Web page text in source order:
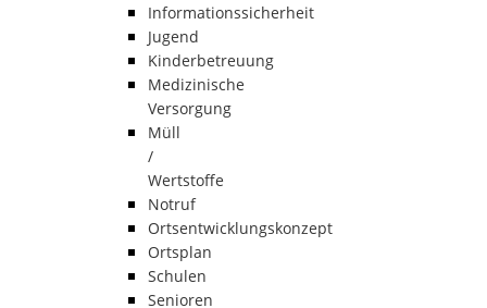
Informationssicherheit
Jugend
Kinderbetreuung
Medizinische
Versorgung
Müll
/
Wertstoffe
Notruf
Ortsentwicklungskonzept
Ortsplan
Schulen
Senioren